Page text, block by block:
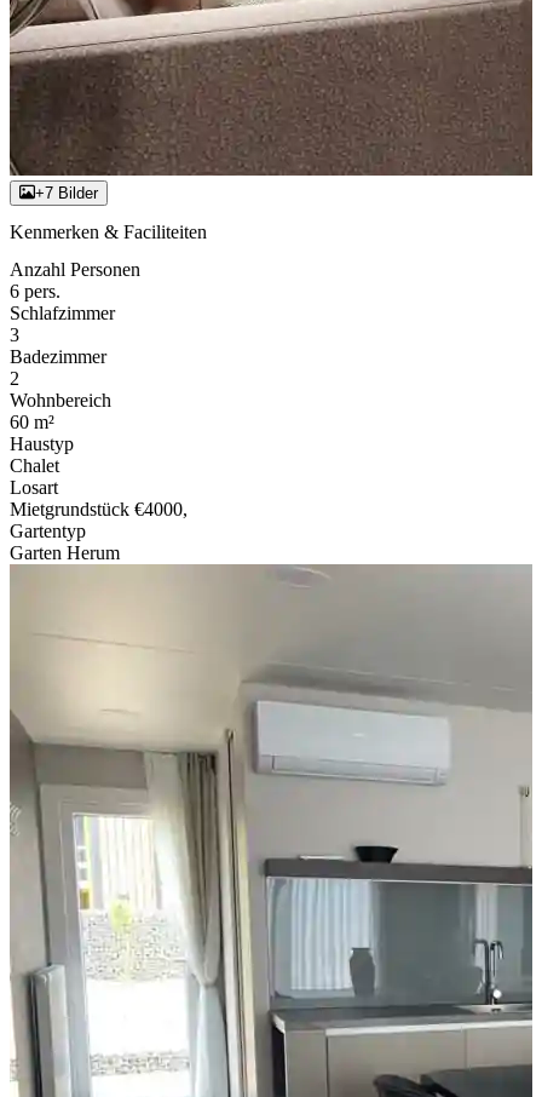
+7 Bilder
Kenmerken & Faciliteiten
Anzahl Personen
6 pers.
Schlafzimmer
3
Badezimmer
2
Wohnbereich
60 m²
Haustyp
Chalet
Losart
Mietgrundstück €4000,
Gartentyp
Garten Herum